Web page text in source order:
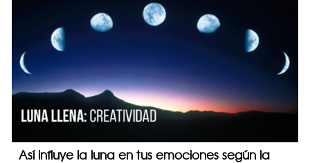
Así influye la luna en tus emociones según la